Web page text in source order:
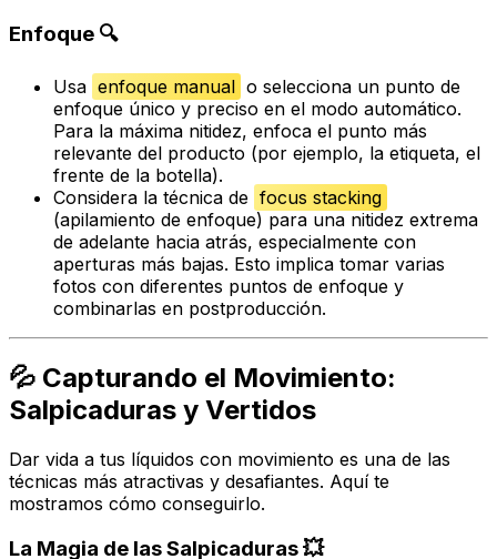
Enfoque 🔍
Usa enfoque manual o selecciona un punto de
enfoque único y preciso en el modo automático.
Para la máxima nitidez, enfoca el punto más
relevante del producto (por ejemplo, la etiqueta, el
frente de la botella).
Considera la técnica de focus stacking
(apilamiento de enfoque) para una nitidez extrema
de adelante hacia atrás, especialmente con
aperturas más bajas. Esto implica tomar varias
fotos con diferentes puntos de enfoque y
combinarlas en postproducción.
💦 Capturando el Movimiento:
Salpicaduras y Vertidos
Dar vida a tus líquidos con movimiento es una de las
técnicas más atractivas y desafiantes. Aquí te
mostramos cómo conseguirlo.
La Magia de las Salpicaduras 💥